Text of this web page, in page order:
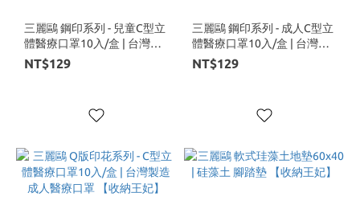
三麗鷗 鋼印系列 - 兒童C型立
體醫療口罩10入/盒 | 台灣製
造 【收納王妃】
NT$129
三麗鷗 鋼印系列 - 成人C型立
體醫療口罩10入/盒 | 台灣製
造 【收納王妃】
NT$129